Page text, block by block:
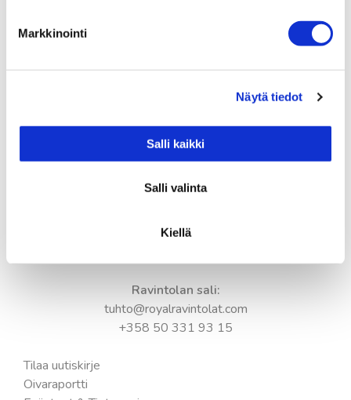
Markkinointi
Näytä tiedot
Salli kaikki
Salli valinta
Kiellä
Keittiö suljetaan tuntia ennen ravintolan sulkemista.
Yhteystiedot:
Yliopistokatu 55
Ravintolan sali:
tuhto@royalravintolat.com
+358 50 331 93 15
Tilaa uutiskirje
Oivaraportti